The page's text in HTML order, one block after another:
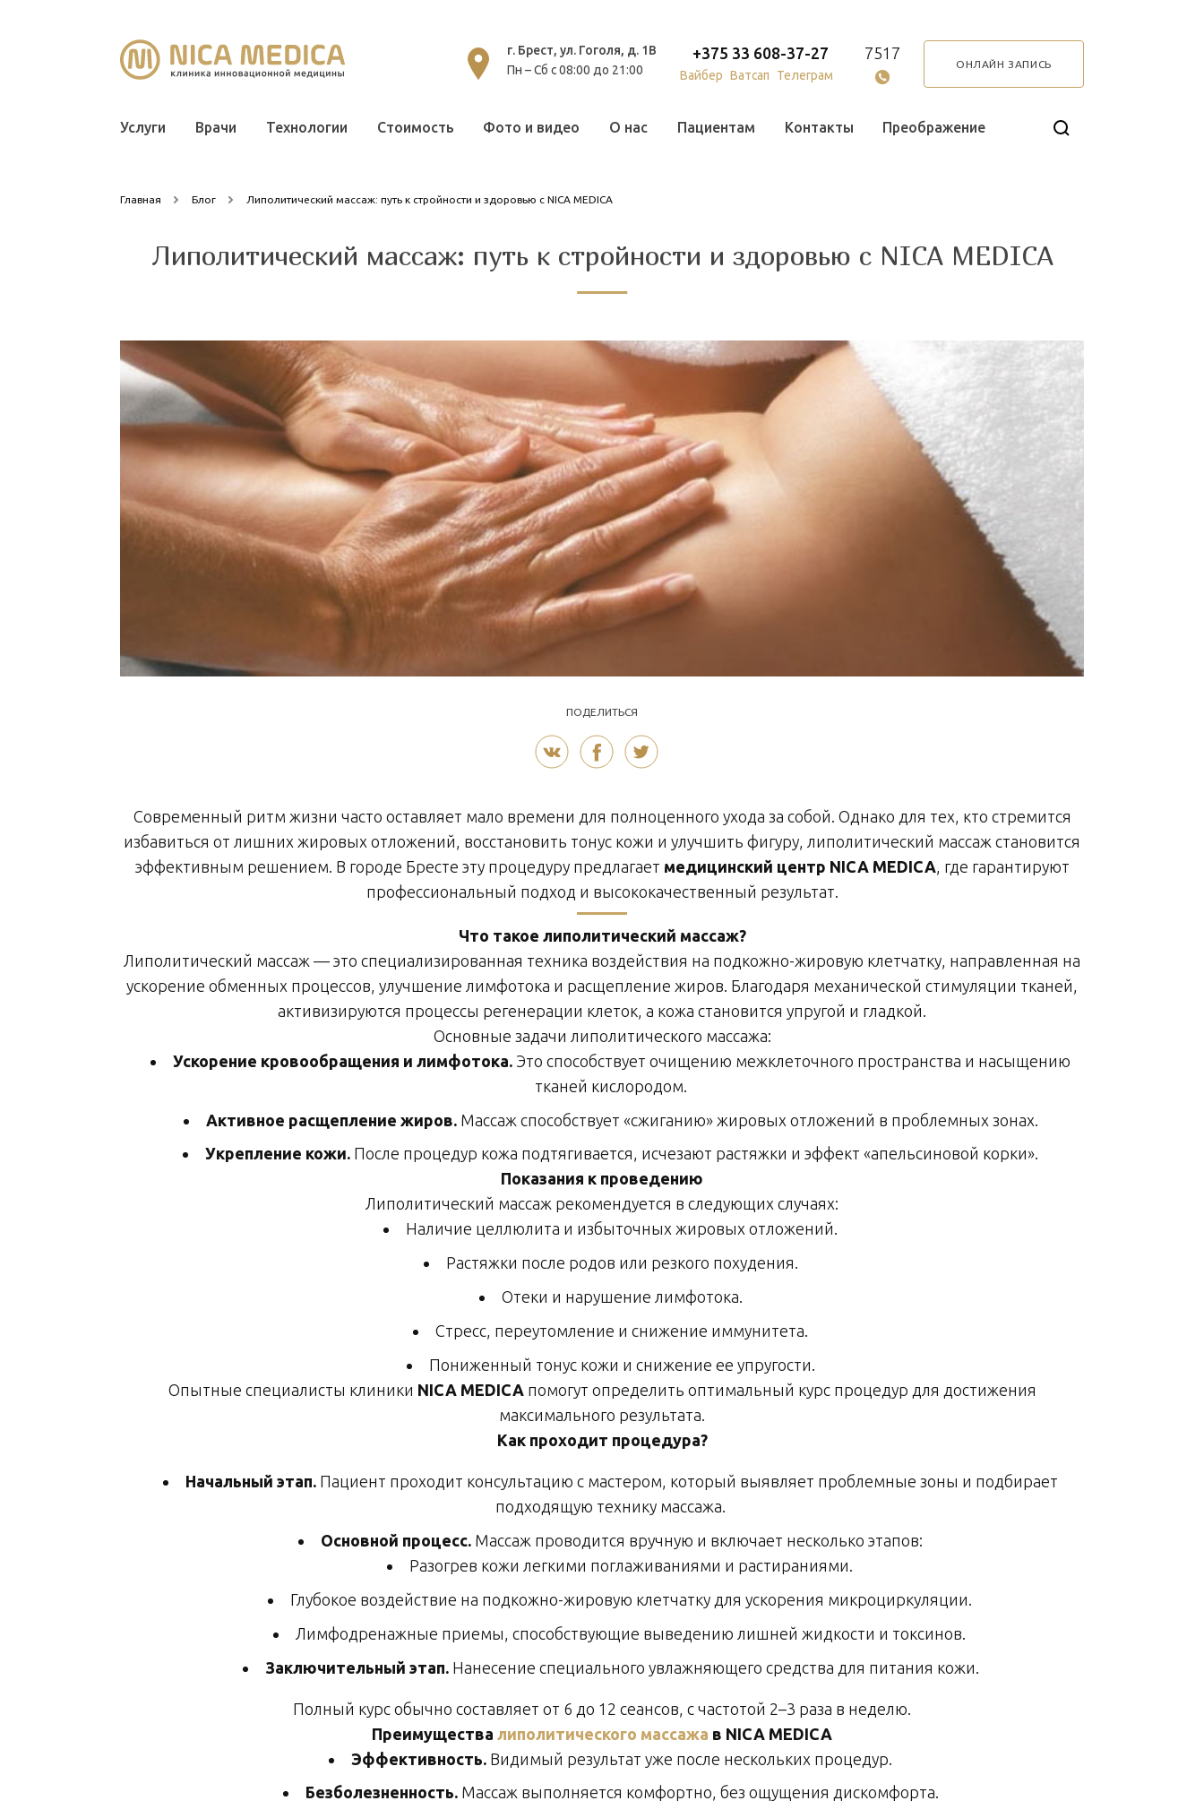
г. Брест, ул. Гоголя, д. 1В
Пн – Сб с 08:00 до 21:00
+375 33 608-37-27
Вайбер Ватсап Телеграм
7517
ОНЛАЙН ЗАПИСЬ
Услуги Врачи Технологии Стоимость Фото и видео О нас Пациентам Контакты Преображение
Главная Блог Липолитический массаж: путь к стройности и здоровью с NICA MEDICA
Липолитический массаж: путь к стройности и здоровью с NICA MEDICA
ПОДЕЛИТЬСЯ
Современный ритм жизни часто оставляет мало времени для полноценного ухода за собой. Однако для тех, кто стремится
избавиться от лишних жировых отложений, восстановить тонус кожи и улучшить фигуру, липолитический массаж становится
эффективным решением. В городе Бресте эту процедуру предлагает медицинский центр NICA MEDICA , где гарантируют
профессиональный подход и высококачественный результат.
Что такое липолитический массаж?
Липолитический массаж — это специализированная техника воздействия на подкожно-жировую клетчатку, направленная на
ускорение обменных процессов, улучшение лимфотока и расщепление жиров. Благодаря механической стимуляции тканей,
активизируются процессы регенерации клеток, а кожа становится упругой и гладкой.
Основные задачи липолитического массажа:
Ускорение кровообращения и лимфотока. Это способствует очищению межклеточного пространства и насыщению
тканей кислородом.
Активное расщепление жиров.Массаж способствует «сжиганию» жировых отложений в проблемных зонах.
Укрепление кожи. После процедур кожа подтягивается, исчезают растяжки и эффект «апельсиновой корки».
Показания к проведению
Липолитический массаж рекомендуется в следующих случаях:
Наличие целлюлита и избыточных жировых отложений.
Растяжки после родов или резкого похудения.
Отеки и нарушение лимфотока.
Стресс, переутомление и снижение иммунитета.
Пониженный тонус кожи и снижение ее упругости.
Опытные специалисты клиники NICA MEDICAпомогут определить оптимальный курс процедур для достижения
максимального результата.
Как проходит процедура?
Начальный этап. Пациент проходит консультацию с мастером, который выявляет проблемные зоны и подбирает
подходящую технику массажа.
Основной процесс. Массаж проводится вручную и включает несколько этапов:
Разогрев кожи легкими поглаживаниями и растираниями.
Глубокое воздействие на подкожно-жировую клетчатку для ускорения микроциркуляции.
Лимфодренажные приемы, способствующие выведению лишней жидкости и токсинов.
Заключительный этап.Нанесение специального увлажняющего средства для питания кожи.
Полный курс обычно составляет от 6 до 12 сеансов, с частотой 2–3 раза в неделю.
Преимущества липолитического массажа в NICA MEDICA
Эффективность. Видимый результат уже после нескольких процедур.
Безболезненность.Массаж выполняется комфортно, без ощущения дискомфорта.